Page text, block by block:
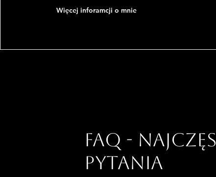
Więcej inforamcji o mnie
FAQ -
PYTANIA